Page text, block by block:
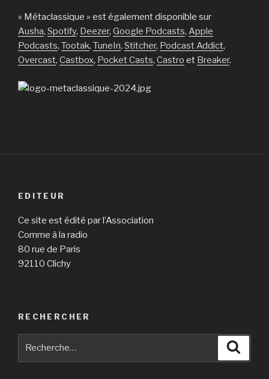
« Métaclassique » est également disponible sur
Ausha, Spotify, Deezer, Google Podcasts, Apple
Podcasts, Tootak, TuneIn, Stitcher, Podcast Addict,
Overcast, Castbox, Pocket Casts, Castro et Breaker.
EDITEUR
Ce site est édité par l’Association
Comme à la radio
80 rue de Paris
92110 Clichy
RECHERCHER